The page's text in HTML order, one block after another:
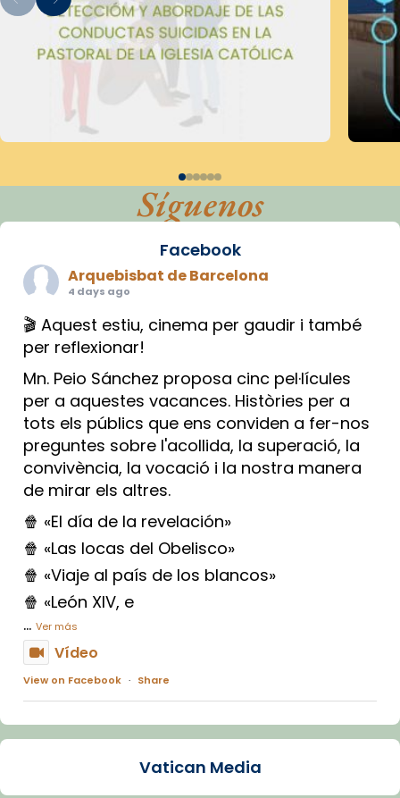
Síguenos
Facebook
Arquebisbat de Barcelona
4 days ago
🎬 Aquest estiu, cinema per gaudir i també
per reflexionar!
Mn. Peio Sánchez proposa cinc pel·lícules
per a aquestes vacances. Històries per a
tots els públics que ens conviden a fer-nos
preguntes sobre l'acollida, la superació, la
convivència, la vocació i la nostra manera
de mirar els altres.
🍿 «El día de la revelación»
🍿 «Las locas del Obelisco»
🍿 «Viaje al país de los blancos»
🍿 «León XIV, e
... Ver más
Vídeo
View on Facebook · Share
Arquebisbat de Barcelona
La Carmina va patir depressió. Fa gairebé
Vatican Media